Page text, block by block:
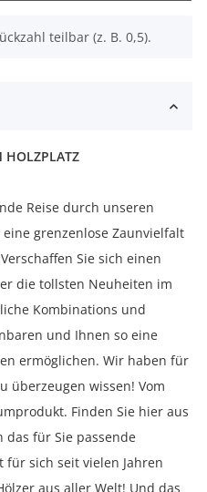
teilbar (z. B. 0,5).
HOLZPLATZ
Reise durch unseren
grenzenlose Zaunvielfalt
Sie sich einen
die tollsten Neuheiten im
Kombinations und
und Ihnen so eine
ermöglichen. Wir haben für
überzeugen wissen! Vom
Finden Sie hier aus
für Sie passende
sich seit vielen Jahren
aus aller Welt! Und das